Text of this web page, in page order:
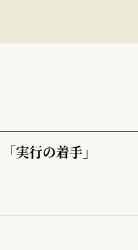
実行の着手」